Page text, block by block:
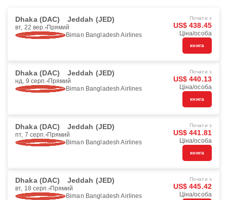
Dhaka (DAC) Jeddah (JED)
вт, 22 вер. Прямий
Biman Bangladesh Airlines
Почати з
US$ 438.45
Ціна/особа
книга
Dhaka (DAC) Jeddah (JED)
нд, 9 серп. Прямий
Biman Bangladesh Airlines
Почати з
US$ 440.13
Ціна/особа
книга
Dhaka (DAC) Jeddah (JED)
пт, 7 серп. Прямий
Biman Bangladesh Airlines
Почати з
US$ 441.81
Ціна/особа
книга
Dhaka (DAC) Jeddah (JED)
вт, 18 серп. Прямий
Biman Bangladesh Airlines
Почати з
US$ 445.42
Ціна/особа